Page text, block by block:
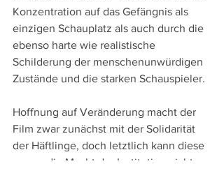
Konzentration auf das Gefängnis als
einzigen Schauplatz als auch durch die
ebenso harte wie realistische
Schilderung der menschenunwürdigen
Zustände und die starken Schauspieler.
Hoffnung auf Veränderung macht der
Film zwar zunächst mit der Solidarität
der Häftlinge, doch letztlich kann diese
gegen die Macht der Institution nichts